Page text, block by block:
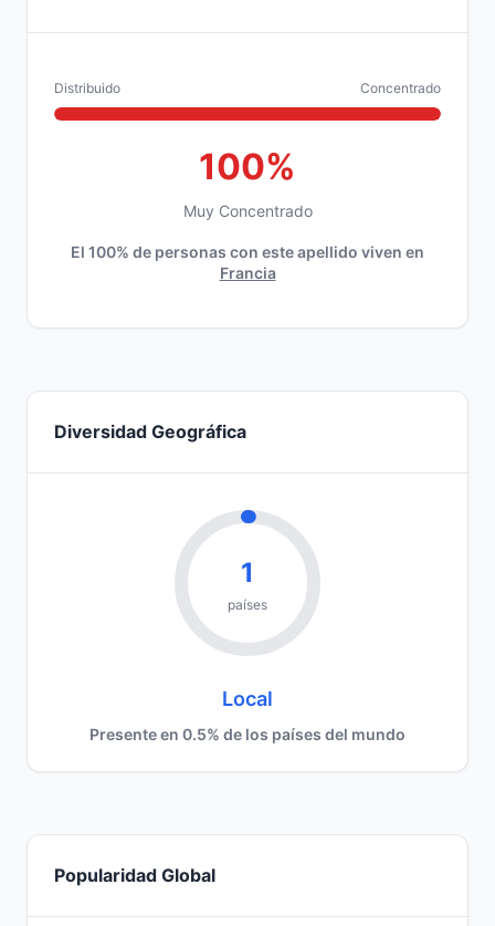
Distribuido Concentrado
100%
Muy Concentrado
El 100% de personas con este apellido viven en
Francia
Diversidad Geográfica
1
países
Local
Presente en 0.5% de los países del mundo
Popularidad Global